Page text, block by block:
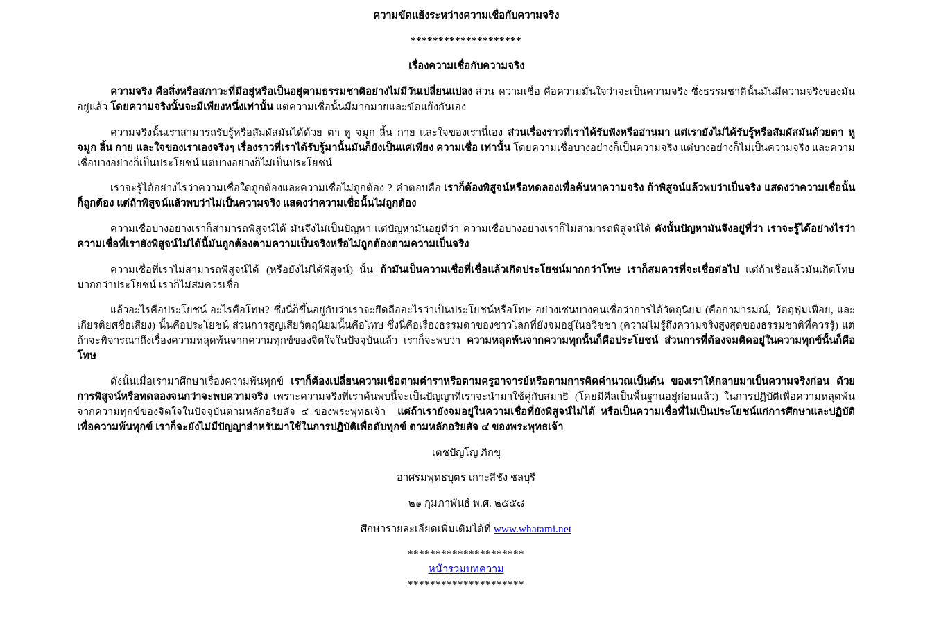
ความขัดแย้งระหว่างความเชื่อกับความจริง
********************
เรื่องความเชื่อกับความจริง
ความจริง คือสิ่งหรือสภาวะที่มีอยู่หรือเป็นอยู่ตามธรรมชาติอย่างไม่มีวันเปลี่ยนแปลง ส่วน ความเชื่อ คือความมั่นใจว่าจะเป็นความจริง ซึ่งธรรมชาตินั้นมันมีความจริงของมัน
อยู่แล้ว โดยความจริงนั้นจะมีเพียงหนึ่งเท่านั้นแต่ความเชื่อนั้นมีมากมายและขัดแย้งกันเอง
ความจริงนั้นเราสามารถรับรู้หรือสัมผัสมันได้ด้วย ตา หู จมูก ลิ้น กาย และใจของเรานี่เอง ส่วนเรื่องราวที่เราได้รับฟังหรืออ่านมา แต่เรายังไม่ได้รับรู้หรือสัมผัสมันด้วยตา หู
จมูก ลิ้น กาย และใจของเราเองจริงๆ เรื่องราวที่เราได้รับรู้มานั้นมันก็ยังเป็นแค่เพียง ความเชื่อ เท่านั้นโดยความเชื่อบางอย่างก็เป็นความจริง แต่บางอย่างก็ไม่เป็นความจริง และความ
เชื่อบางอย่างก็เป็นประโยชน์ แต่บางอย่างก็ไม่เป็นประโยชน์
เราจะรู้ได้อย่างไรว่าความเชื่อใดถูกต้องและความเชื่อไม่ถูกต้อง ? คำตอบคือ เราก็ต้องพิสูจน์หรือทดลองเพื่อค้นหาความจริง ถ้าพิสูจน์แล้วพบว่าเป็นจริง แสดงว่าความเชื่อนั้น
ก็ถูกต้อง แต่ถ้าพิสูจน์แล้วพบว่าไม่เป็นความจริง แสดงว่าความเชื่อนั้นไม่ถูกต้อง
ความเชื่อบางอย่างเราก็สามารถพิสูจน์ได้ มันจึงไม่เป็นปัญหา แต่ปัญหามันอยู่ที่ว่า ความเชื่อบางอย่างเราก็ไม่สามารถพิสูจน์ได้ ดังนั้นปัญหามันจึงอยู่ที่ว่า เราจะรู้ได้อย่างไรว่า
ความเชื่อที่เรายังพิสูจน์ไม่ได้นี้มันถูกต้องตามความเป็นจริงหรือไม่ถูกต้องตามความเป็นจริง
ความเชื่อที่เราไม่สามารถพิสูจน์ได้ (หรือยังไม่ได้พิสูจน์) นั้น ถ้ามันเป็นความเชื่อที่เชื่อแล้วเกิดประโยชน์มากกว่าโทษ เราก็สมควรที่จะเชื่อต่อไป แต่ถ้าเชื่อแล้วมันเกิดโทษ
มากกว่าประโยชน์ เราก็ไม่สมควรเชื่อ
แล้วอะไรคือประโยชน์ อะไรคือโทษ? ซึ่งนี่ก็ขึ้นอยู่กับว่าเราจะยึดถืออะไรว่าเป็นประโยชน์หรือโทษ อย่างเช่นบางคนเชื่อว่าการได้วัตถุนิยม (คือกามารมณ์, วัตถุฟุ่มเฟือย, และ
เกียรติยศชื่อเสียง) นั้นคือประโยชน์ ส่วนการสูญเสียวัตถุนิยมนั้นคือโทษ ซึ่งนี่คือเรื่องธรรมดาของชาวโลกที่ยังจมอยู่ในอวิชชา (ความไม่รู้ถึงความจริงสูงสุดของธรรมชาติที่ควรรู้) แต่
ถ้าจะพิจารณาถึงเรื่องความหลุดพ้นจากความทุกข์ของจิตใจในปัจจุบันแล้ว เราก็จะพบว่า ความหลุดพ้นจากความทุกนั้นก็คือประโยชน์ ส่วนการที่ต้องจมติดอยู่ในความทุกข์นั้นก็คือ
โทษ
ดังนั้นเมื่อเรามาศึกษาเรื่องความพ้นทุกข์ เราก็ต้องเปลี่ยนความเชื่อตามตำราหรือตามครูอาจารย์หรือตามการคิดคำนวณเป็นต้น ของเราให้กลายมาเป็นความจริงก่อน ด้วย
การพิสูจน์หรือทดลองจนกว่าจะพบความจริง เพราะความจริงที่เราค้นพบนี้จะเป็นปัญญาที่เราจะนำมาใช้คู่กับสมาธิ (โดยมีศีลเป็นพื้นฐานอยู่ก่อนแล้ว) ในการปฏิบัติเพื่อความหลุดพ้น
จากความทุกข์ของจิตใจในปัจจุบันตามหลักอริยสัจ ๔ ของพระพุทธเจ้า แต่ถ้าเรายังจมอยู่ในความเชื่อที่ยังพิสูจน์ไม่ได้ หรือเป็นความเชื่อที่ไม่เป็นประโยชน์แก่การศึกษาและปฏิบัติ
เพื่อความพ้นทุกข์ เราก็จะยังไม่มีปัญญาสำหรับมาใช้ในการปฏิบัติเพื่อดับทุกข์ ตามหลักอริยสัจ ๔ ของพระพุทธเจ้า
เตชปัญโญ ภิกขุ
อาศรมพุทธบุตร เกาะสีชัง ชลบุรี
๒๑ กุมภาพันธ์ พ.ศ. ๒๕๕๘
ศึกษารายละเอียดเพิ่มเติมได้ที่ www.whatami.net
*********************
หน้ารวมบทความ
*********************